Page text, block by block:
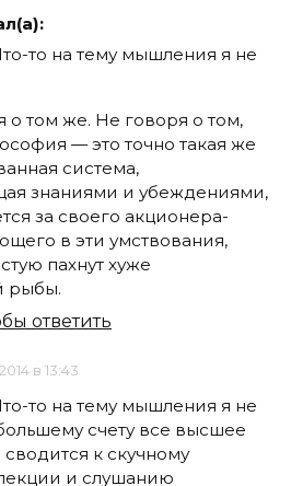
то на тему мышления я не
о том же. Не говоря о том,
— это точно такая же
система,
знаниями и убеждениями,
за своего акционера-
в эти умствования,
пахнут хуже
рыбы.
ответить
в 13:43
то на тему мышления я не
счету все высшее
к скучному
и слушанию